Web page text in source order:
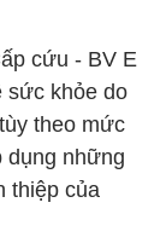
cứu - BV E
sức khỏe do
theo mức
dụng những
thiệp của